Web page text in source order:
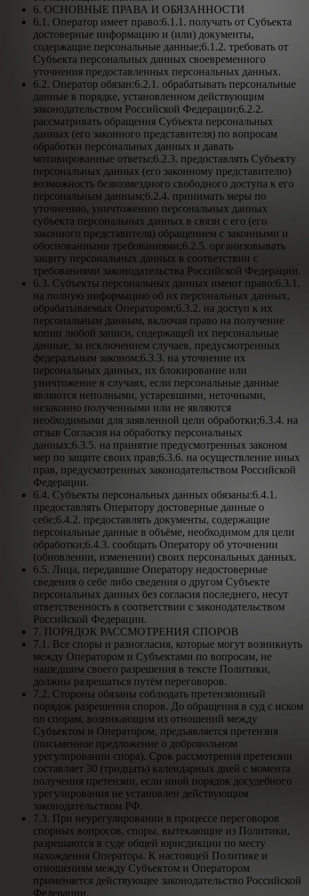
6. ОСНОВНЫЕ ПРАВА И ОБЯЗАННОСТИ
6.1. Оператор имеет право:6.1.1. получать от Субъекта
достоверные информацию и (или) документы,
содержащие персональные данные;6.1.2. требовать от
Субъекта персональных данных своевременного
уточнения предоставленных персональных данных.
6.2. Оператор обязан:6.2.1. обрабатывать персональные
данные в порядке, установленном действующим
законодательством Российской Федерации;6.2.2.
рассматривать обращения Субъекта персональных
данных (его законного представителя) по вопросам
обработки персональных данных и давать
мотивированные ответы;6.2.3. предоставлять Субъекту
персональных данных (его законному представителю)
возможность безвозмездного свободного доступа к его
персональным данным;6.2.4. принимать меры по
уточнению, уничтожению персональных данных
субъекта персональных данных в связи с его (его
законного представителя) обращением с законными и
обоснованными требованиями;6.2.5. организовывать
защиту персональных данных в соответствии с
требованиями законодательства Российской Федерации.
6.3. Субъекты персональных данных имеют право:6.3.1.
на полную информацию об их персональных данных,
обрабатываемых Оператором;6.3.2. на доступ к их
персональным данным, включая право на получение
копии любой записи, содержащей их персональные
данные, за исключением случаев, предусмотренных
федеральным законом;6.3.3. на уточнение их
персональных данных, их блокирование или
уничтожение в случаях, если персональные данные
являются неполными, устаревшими, неточными,
незаконно полученными или не являются
необходимыми для заявленной цели обработки;6.3.4. на
отзыв Согласия на обработку персональных
данных;6.3.5. на принятие предусмотренных законом
мер по защите своих прав;6.3.6. на осуществление иных
прав, предусмотренных законодательством Российской
Федерации.
6.4. Субъекты персональных данных обязаны:6.4.1.
предоставлять Оператору достоверные данные о
себе;6.4.2. предоставлять документы, содержащие
персональные данные в объёме, необходимом для цели
обработки;6.4.3. сообщать Оператору об уточнении
(обновлении, изменении) своих персональных данных.
6.5. Лица, передавшие Оператору недостоверные
сведения о себе либо сведения о другом Субъекте
персональных данных без согласия последнего, несут
ответственность в соответствии с законодательством
Российской Федерации.
7. ПОРЯДОК РАССМОТРЕНИЯ СПОРОВ
7.1. Все споры и разногласия, которые могут возникнуть
между Оператором и Субъектами по вопросам, не
нашедшим своего разрешения в тексте Политики,
должны разрешаться путём переговоров.
7.2. Стороны обязаны соблюдать претензионный
порядок разрешения споров. До обращения в суд с иском
по спорам, возникающим из отношений между
Субъектом и Оператором, предъявляется претензия
(письменное предложение о добровольном
урегулировании спора). Срок рассмотрения претензии
составляет 30 (тридцать) календарных дней с момента
получения претензии, если иной порядок досудебного
урегулирования не установлен действующим
законодательством РФ.
7.3. При неурегулировании в процессе переговоров
спорных вопросов, споры, вытекающие из Политики,
разрешаются в суде общей юрисдикции по месту
нахождения Оператора. К настоящей Политике и
отношениям между Субъектом и Оператором
применяется действующее законодательство Российской
Федерации.